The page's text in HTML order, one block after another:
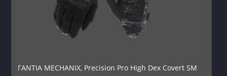
ΓΑΝΤΙΑ MECHANIX, Precision Pro High Dex Covert SM